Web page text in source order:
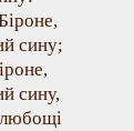
сину;
сину,